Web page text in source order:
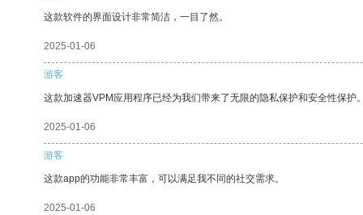
这款软件的界面设计非常简洁，一目了然。
2025-01-06
游客
这款加速器VPM应用程序已经为我们带来了无限的隐私保护和安全性保护
2025-01-06
游客
这款app的功能非常丰富，可以满足我不同的社交需求。
2025-01-06